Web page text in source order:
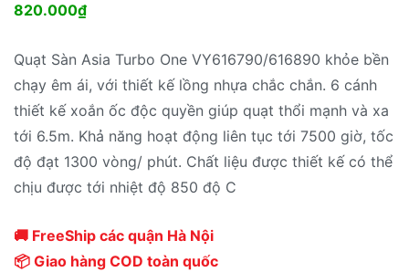
820.000₫
Quạt Sàn Asia Turbo One VY616790/616890 khỏe bền
chạy êm ái, với thiết kế lồng nhựa chắc chắn. 6 cánh
thiết kế xoắn ốc độc quyền giúp quạt thổi mạnh và xa
tới 6.5m. Khả năng hoạt động liên tục tới 7500 giờ, tốc
độ đạt 1300 vòng/ phút. Chất liệu được thiết kế có thể
chịu được tới nhiệt độ 850 độ C
🚚 FreeShip các quận Hà Nội
📦 Giao hàng COD toàn quốc